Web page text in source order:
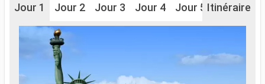
Jour 1 Jour 2 Jour 3 Jour 4 Jour 5 Jour 6
Itinéraire